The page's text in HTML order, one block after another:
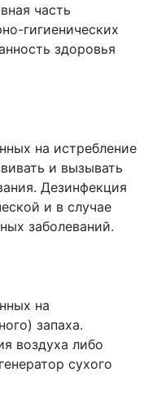
часть
гигиенических
здоровья
на истребление
и вызывать
Дезинфекция
и в случае
заболеваний.
на
запаха.
воздуха либо
сухого